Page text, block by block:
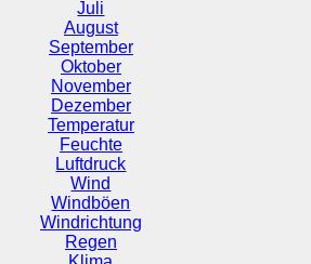
Juli
August
September
Oktober
November
Dezember
Temperatur
Feuchte
Luftdruck
Wind
Windböen
Windrichtung
Regen